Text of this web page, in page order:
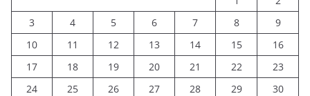
3
4 5 6 7 8
9
10
11 12 13 14 15
16
17
18 19 20 21 22
23
24
25 26 27 28 29
30